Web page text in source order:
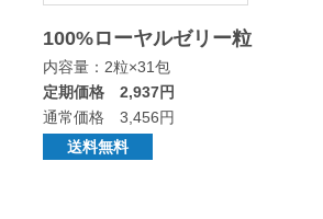
100%ローヤルゼリー粒
内容量：2粒×31包
定期価格 2,937円
通常価格 3,456円
送料無料